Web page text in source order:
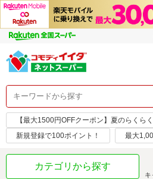
【最大1500円OFFクーポン】夏のらくら
新規登録で100ポイント！
最大
カテゴリから探す
キ